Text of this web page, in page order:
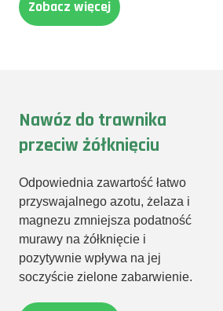
Zobacz więcej
Nawóz do trawnika
przeciw żółknięciu
Odpowiednia zawartość łatwo
przyswajalnego azotu, żelaza i
magnezu zmniejsza podatność
murawy na żółknięcie i
pozytywnie wpływa na jej
soczyście zielone zabarwienie.